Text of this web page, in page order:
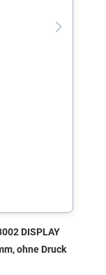
DISPLAY
ohne Druck